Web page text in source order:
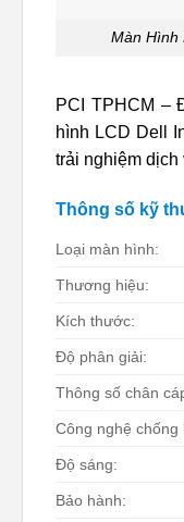
Màn Hình
PCI TPHCM –
hình LCD Dell
trải nghiệm
Thông số kỹ
Loại màn hình:
Thương hiệu:
Kích thước:
Độ phân giải:
Thông số chân
Công nghệ chống
Độ sáng:
Bảo hành: